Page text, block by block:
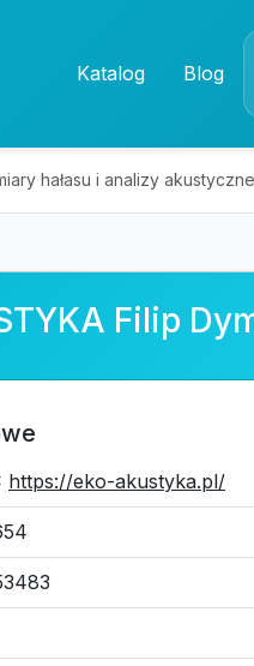
Katalog Blog
hałasu i analizy
Filip
https://eko-akustyka.pl/